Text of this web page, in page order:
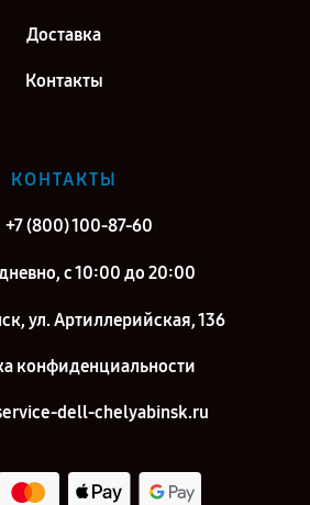
Доставка
Контакты
КОНТАКТЫ
+7 (800) 100-87-60
с 10:00 до 20:00
ул. Артиллерийская, 136
конфиденциальности
dell-chelyabinsk.ru